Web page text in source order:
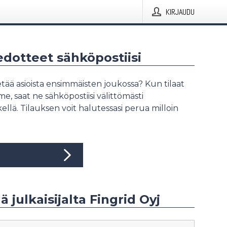
KIRJAUDU
sähköpostiisi
asioista ensimmäisten joukossa? Kun tilaat
saat ne sähköpostiisi välittömästi
Tilauksen voit halutessasi perua milloin
julkaisijalta Fingrid Oyj